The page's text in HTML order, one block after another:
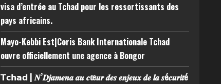
visa d’entrée au Tchad pour les ressortissants des
pays africains.
Mayo-Kebbi Est|Coris Bank Internationale Tchad
ouvre officiellement une agence à Bongor
𝗧𝗰𝗵𝗮𝗱 | 𝑵’𝑫𝒋𝒂𝒎𝒆𝒏𝒂 𝒂𝒖 𝒄œ𝒖𝒓 𝒅𝒆𝒔 𝒆𝒏𝒋𝒆𝒖𝒙 𝒅𝒆 𝒍𝒂 𝒔é𝒄𝒖𝒓𝒊𝒕é